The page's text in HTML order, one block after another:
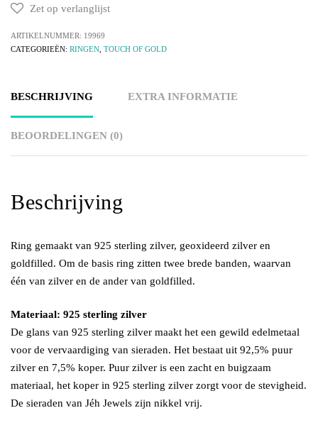
Zet op verlanglijst
ARTIKELNUMMER: 19969
CATEGORIEËN: RINGEN TOUCH OF GOLD
BESCHRIJVING EXTRA INFORMATIE
BEOORDELINGEN (0)
Beschrijving
Ring gemaakt van 925 sterling zilver, geoxideerd zilver en
goldfilled. Om de basis ring zitten twee brede banden, waarvan
één van zilver en de ander van goldfilled.
Materiaal: 925 sterling zilver
De glans van 925 sterling zilver maakt het een gewild edelmetaal
voor de vervaardiging van sieraden. Het bestaat uit 92,5% puur
zilver en 7,5% koper. Puur zilver is een zacht en buigzaam
materiaal, het koper in 925 sterling zilver zorgt voor de stevigheid.
De sieraden van Jéh Jewels zijn nikkel vrij.